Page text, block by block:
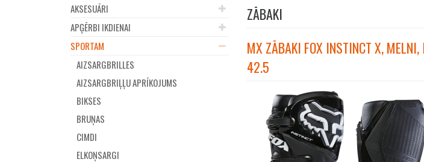
AKSESUĀRI
APĢĒRBI IKDIENAI
SPORTAM
AIZSARGBRILLES
AIZSARGBRIĻĻU APRĪKOJUMS
BIKSES
BRUŅAS
CIMDI
ELKOŅSARGI
ZĀBAKI
MX ZĀBAKI FOX INSTINCT X,
42.5